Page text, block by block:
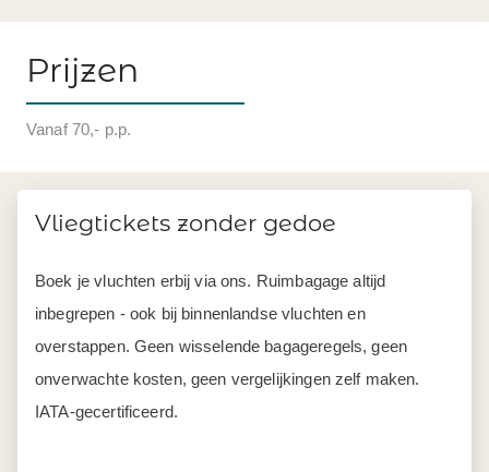
Prijzen
Vanaf 70,- p.p.
Vliegtickets zonder gedoe
Boek je vluchten erbij via ons. Ruimbagage altijd
inbegrepen - ook bij binnenlandse vluchten en
overstappen. Geen wisselende bagageregels, geen
onverwachte kosten, geen vergelijkingen zelf maken.
IATA-gecertificeerd.